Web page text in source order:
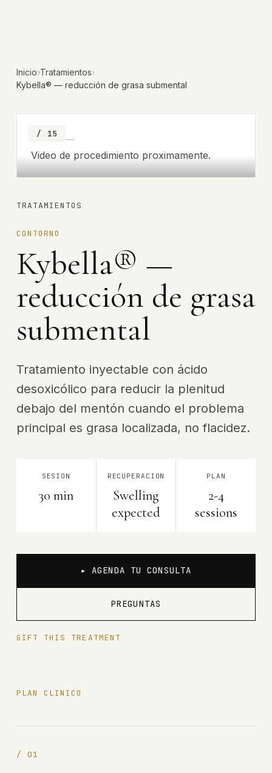
Inicio›Tratamientos›
Kybella® — reducción de grasa submental
/ 15
Video de procedimiento proximamente.
/ 15
TRATAMIENTOS
CONTORNO
Kybella® —
reducción de grasa
submental
Tratamiento inyectable con ácido
desoxicólico para reducir la plenitud
debajo del mentón cuando el problema
principal es grasa localizada, no flacidez.
SESION
30 min
RECUPERACION
Swelling
expected
PLAN
2-4
sessions
▸ AGENDA TU CONSULTA
PREGUNTAS
GIFT THIS TREATMENT
PLAN CLINICO
/01